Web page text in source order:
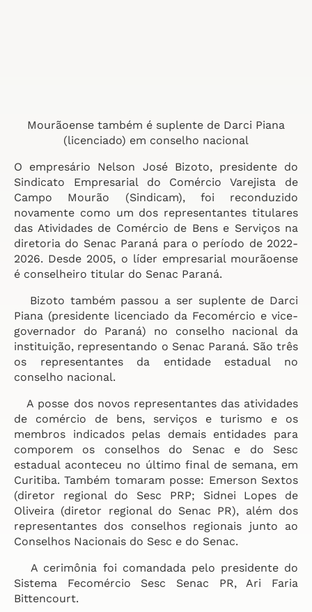
Mourãoense também é suplente de Darci Piana
(licenciado) em conselho nacional
O empresário Nelson José Bizoto, presidente do
Sindicato Empresarial do Comércio Varejista de
Campo Mourão (Sindicam), foi reconduzido
novamente como um dos representantes titulares
das Atividades de Comércio de Bens e Serviços na
diretoria do Senac Paraná para o período de 2022-
2026. Desde 2005, o líder empresarial mourãoense
é conselheiro titular do Senac Paraná.
Bizoto também passou a ser suplente de Darci
Piana (presidente licenciado da Fecomércio e vice-
governador do Paraná) no conselho nacional da
instituição, representando o Senac Paraná. São três
os representantes da entidade estadual no
conselho nacional.
A posse dos novos representantes das atividades
de comércio de bens, serviços e turismo e os
membros indicados pelas demais entidades para
comporem os conselhos do Senac e do Sesc
estadual aconteceu no último final de semana, em
Curitiba. Também tomaram posse: Emerson Sextos
(diretor regional do Sesc PRP; Sidnei Lopes de
Oliveira (diretor regional do Senac PR), além dos
representantes dos conselhos regionais junto ao
Conselhos Nacionais do Sesc e do Senac.
A cerimônia foi comandada pelo presidente do
Sistema Fecomércio Sesc Senac PR, Ari Faria
Bittencourt.